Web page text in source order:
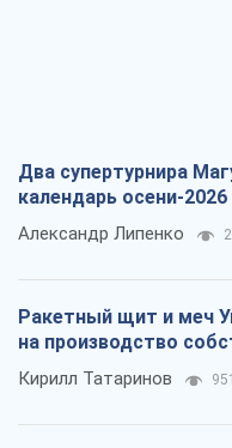
Два супертурнира
календарь осени-2026
Александр Липенко
Ракетный щит и меч
на производство
Кирилл Татаринов 951